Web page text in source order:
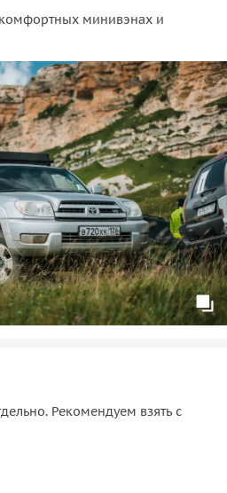
минивэнах и
Рекомендуем взять с